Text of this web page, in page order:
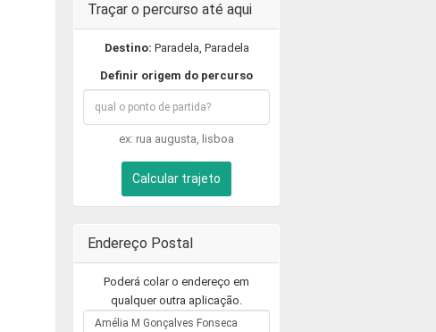
Traçar o percurso até aqui
Destino: Paradela, Paradela
Definir origem do percurso
ex: rua augusta, lisboa
Calcular trajeto
Endereço Postal
Poderá colar o endereço em
qualquer outra aplicação.